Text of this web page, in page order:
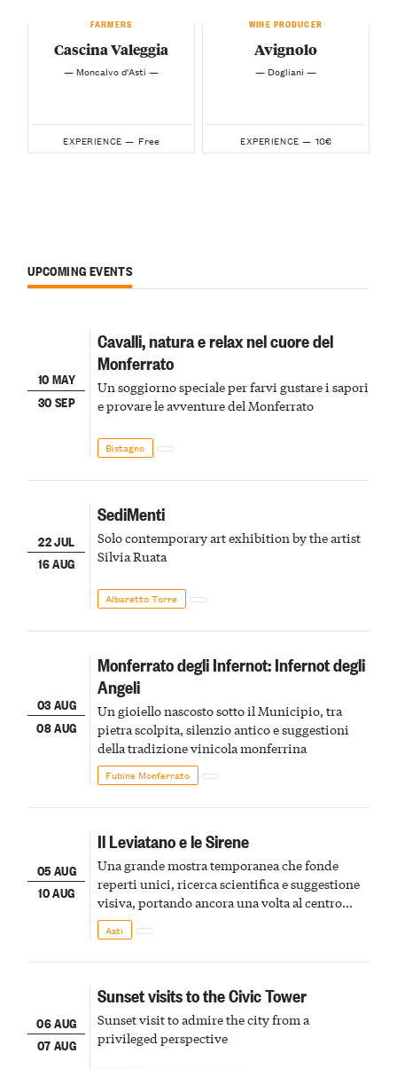
FARMERS
Cascina Valeggia
— Moncalvo d'Asti —
EXPERIENCE — Free
WINE PRODUCER
Avignolo
— Dogliani —
EXPERIENCE — 10€
UPCOMING EVENTS
10 MAY
30 SEP
Cavalli, natura e relax nel cuore del
Monferrato
Un soggiorno speciale per farvi gustare i sapori
e provare le avventure del Monferrato
Bistagno
22 JUL
16 AUG
SediMenti
Solo contemporary art exhibition by the artist
Silvia Ruata
Albaretto Torre
03 AUG
08 AUG
Monferrato degli Infernot: Infernot degli
Angeli
Un gioiello nascosto sotto il Municipio, tra
pietra scolpita, silenzio antico e suggestioni
della tradizione vinicola monferrina
Fubine Monferrato
05 AUG
10 AUG
Il Leviatano e le Sirene
Una grande mostra temporanea che fonde
reperti unici, ricerca scientifica e suggestione
visiva, portando ancora una volta al centro
della scena le meraviglie del passato astigiano
Asti
06 AUG
07 AUG
Sunset visits to the Civic Tower
Sunset visit to admire the city from a
privileged perspective